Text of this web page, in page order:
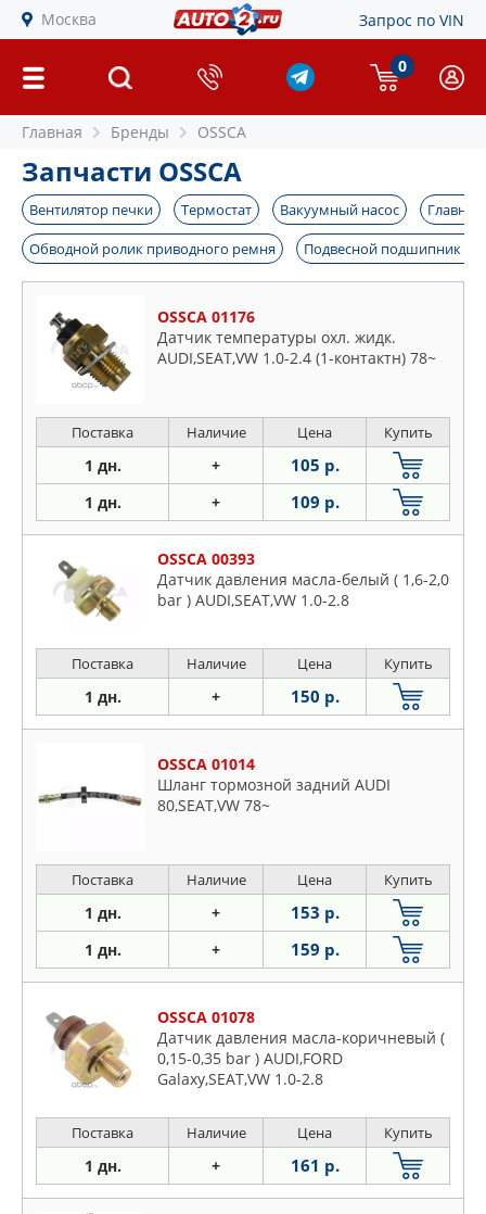
Москва Запрос по VIN
0
Главная Бренды OSSCA
Запчасти OSSCA
Вентилятор печки Термостат Вакуумный насос
Обводной ролик приводного ремня
Подвесной подшипник
OSSCA 01176
Датчик температуры охл. жидк.
AUDI,SEAT,VW 1.0-2.4 (1-контактн) 78~
Поставка Наличие Цена Купить
1 дн. + 105 р.
1 дн. + 109 р.
OSSCA 00393
Датчик давления масла-белый ( 1,6-2,0
bar ) AUDI,SEAT,VW 1.0-2.8
Поставка Наличие Цена Купить
1 дн. + 150 р.
OSSCA 01014
Шланг тормозной задний AUDI
80,SEAT,VW 78~
Поставка Наличие Цена Купить
1 дн. + 153 р.
1 дн. + 159 р.
OSSCA 01078
Датчик давления масла-коричневый (
0,15-0,35 bar ) AUDI,FORD
Galaxy,SEAT,VW 1.0-2.8
Поставка Наличие Цена Купить
1 дн. + 161 р.